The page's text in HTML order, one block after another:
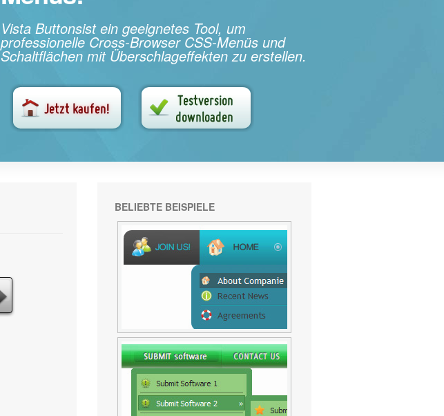
Vista Buttonsist ein geeignetes Tool, um
professionelle Cross-Browser CSS-Menüs und
Schaltflächen mit Überschlageffekten zu erstellen.
BELIEBTE BEISPIELE